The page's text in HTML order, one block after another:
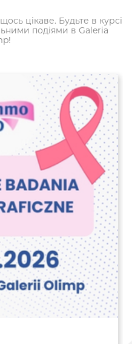
цікаве. Будьте в курсі
подіями в Galeria